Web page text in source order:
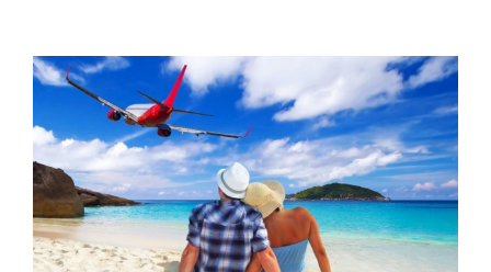
Pokaż
większy